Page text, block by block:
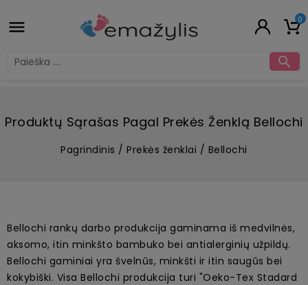
 0

Produktų Sąrašas Pagal Prekės Ženklą Bellochi
Pagrindinis Prekės ženklai Bellochi
Bellochi rankų darbo produkcija gaminama iš medvilnės,
aksomo, itin minkšto bambuko bei antialerginių užpildų.
Bellochi gaminiai yra švelnūs, minkšti ir itin saugūs bei
kokybiški. Visa Bellochi produkcija turi "Oeko-Tex Stadard